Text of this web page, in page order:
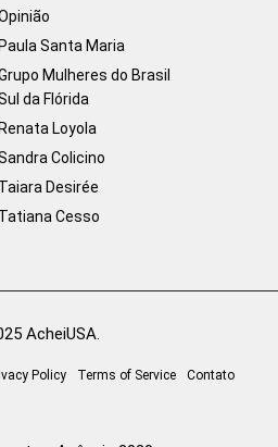
Paula Santa Maria
Mulheres do Brasil
da Flórida
Renata Loyola
Colicino
Taiara Desirée
Tatiana Cesso
AcheiUSA.
Policy Terms of Service Contato